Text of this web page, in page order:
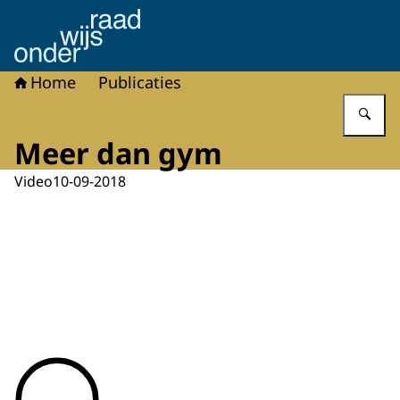
Naar de homepage van Onderwijsraad
Home Publicaties
Meer dan gym
Video10-09-2018